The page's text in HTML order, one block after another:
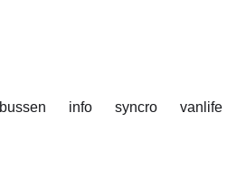
bussen info syncro vanlife